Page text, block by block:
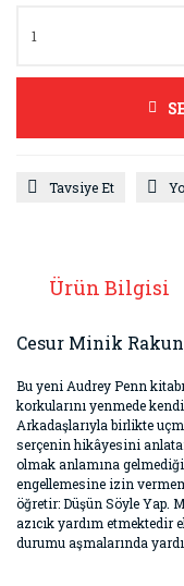
Tavsiye Et
Ürün Bilgisi
Cesur Minik
Bu yeni Audrey Penn
korkularını yenmede
Arkadaşlarıyla birlikte
serçenin hikâyesini
olmak anlamına
engellemesine izin
öğretir: Düşün Söyle Yap.
azıcık yardım etmektedir
durumu aşmalarında